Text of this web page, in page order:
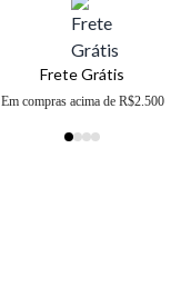
Frete Grátis
Em compras acima de R$2.500